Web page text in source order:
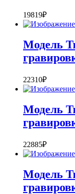
19819₽
Модель
22310₽
Модель
22885₽
Модель